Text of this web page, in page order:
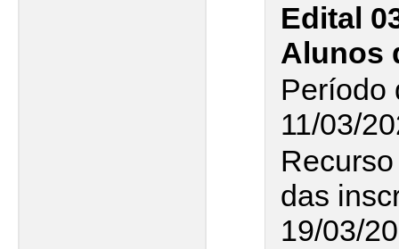
Edital
Alunos
Período
11/03/
das
19/03/